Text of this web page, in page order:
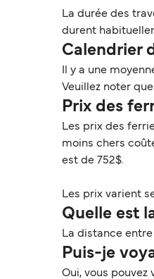
La durée des
durent
Calendrier
Il y a une
Veuillez noter
Prix des
Les prix des
moins chers
est de 752$.
Les prix varient
Quelle est
La distance
Puis-je
Oui, vous pouvez